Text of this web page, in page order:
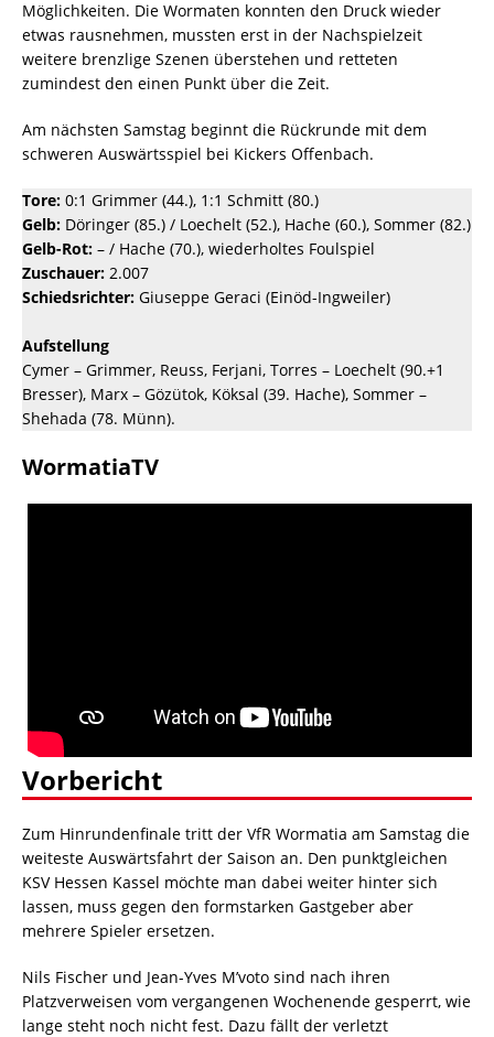
Möglichkeiten. Die Wormaten konnten den Druck wieder
etwas rausnehmen, mussten erst in der Nachspielzeit
weitere brenzlige Szenen überstehen und retteten
zumindest den einen Punkt über die Zeit.
Am nächsten Samstag beginnt die Rückrunde mit dem
schweren Auswärtsspiel bei Kickers Offenbach.
Tore: 0:1 Grimmer (44.), 1:1 Schmitt (80.)
Gelb: Döringer (85.) / Loechelt (52.), Hache (60.), Sommer (82.)
Gelb-Rot: – / Hache (70.), wiederholtes Foulspiel
Zuschauer: 2.007
Schiedsrichter: Giuseppe Geraci (Einöd-Ingweiler)
Aufstellung
Cymer – Grimmer, Reuss, Ferjani, Torres – Loechelt (90.+1
Bresser), Marx – Gözütok, Köksal (39. Hache), Sommer –
Shehada (78. Münn).
WormatiaTV
Vorbericht
Zum Hinrundenfinale tritt der VfR Wormatia am Samstag die
weiteste Auswärtsfahrt der Saison an. Den punktgleichen
KSV Hessen Kassel möchte man dabei weiter hinter sich
lassen, muss gegen den formstarken Gastgeber aber
mehrere Spieler ersetzen.
Nils Fischer und Jean-Yves M’voto sind nach ihren
Platzverweisen vom vergangenen Wochenende gesperrt, wie
lange steht noch nicht fest. Dazu fällt der verletzt